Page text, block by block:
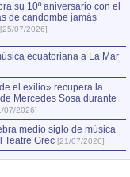
su 10º aniversario con el
de candombe jamás
[25/07/2026]
ecuatoriana a La Mar
el exilio» recupera la
Mercedes Sosa durante
07/2026]
medio siglo de música
Teatre Grec [21/07/2026]